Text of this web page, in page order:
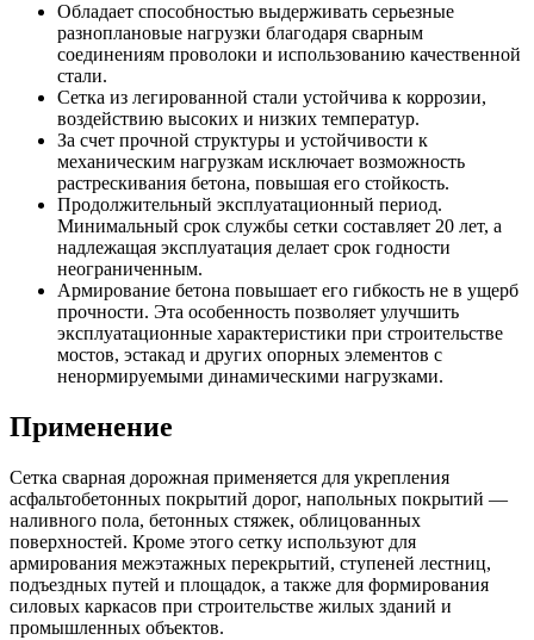
Обладает способностью выдерживать серьезные
разноплановые нагрузки благодаря сварным
соединениям проволоки и использованию качественной
стали.
Сетка из легированной стали устойчива к коррозии,
воздействию высоких и низких температур.
За счет прочной структуры и устойчивости к
механическим нагрузкам исключает возможность
растрескивания бетона, повышая его стойкость.
Продолжительный эксплуатационный период.
Минимальный срок службы сетки составляет 20 лет, а
надлежащая эксплуатация делает срок годности
неограниченным.
Армирование бетона повышает его гибкость не в ущерб
прочности. Эта особенность позволяет улучшить
эксплуатационные характеристики при строительстве
мостов, эстакад и других опорных элементов с
ненормируемыми динамическими нагрузками.
Применение
Сетка сварная дорожная применяется для укрепления
асфальтобетонных покрытий дорог, напольных покрытий —
наливного пола, бетонных стяжек, облицованных
поверхностей. Кроме этого сетку используют для
армирования межэтажных перекрытий, ступеней лестниц,
подъездных путей и площадок, а также для формирования
силовых каркасов при строительстве жилых зданий и
промышленных объектов.